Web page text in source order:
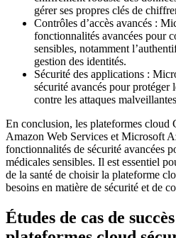
gérer ses propres clés de
Contrôles d’accès avancés :
fonctionnalités avancées pour
sensibles, notamment
gestion des identités.
Sécurité des applications :
sécurité avancés pour protéger
contre les attaques
En conclusion, les plateformes cloud
Amazon Web Services et Microsoft
fonctionnalités de sécurité avancées
médicales sensibles. Il est essentiel
de la santé de choisir la plateforme
besoins en matière de sécurité et de
Études de cas de